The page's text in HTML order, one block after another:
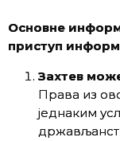
Основне
приступ
Захтев мо
Права из
једнаким